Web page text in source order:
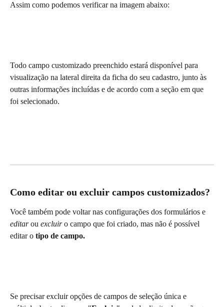
Assim como podemos verificar na imagem abaixo:
Todo campo customizado preenchido estará disponível para
visualização na lateral direita da ficha do seu cadastro, junto às
outras informações incluídas e de acordo com a seção em que
foi selecionado.
Como editar ou excluir campos customizados?
Você também pode voltar nas configurações dos formulários e
editar ou excluir o campo que foi criado, mas não é possível
editar o tipo de campo.
Se precisar excluir opções de campos de seleção única e